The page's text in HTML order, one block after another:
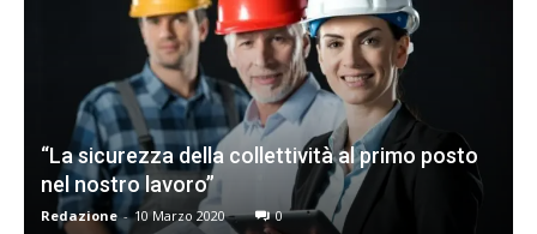
“La sicurezza della collettività al primo posto
nel nostro lavoro”
Redazione - 10 Marzo 2020 0